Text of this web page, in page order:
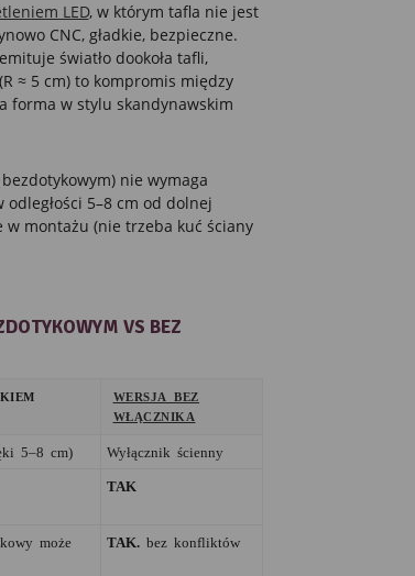
LED, w którym tafla nie jest
CNC, gładkie, bezpieczne.
światło dookoła tafli,
≈ 5 cm) to kompromis między
forma w stylu skandynawskim
nie wymaga
5–8 cm od dolnej
w montażu (nie trzeba kuć ściany
VS BEZ
WERSJA BEZ
WŁĄCZNIKA
5–8 cm) Wyłącznik ścienny
TAK
może
TAK. bez konfliktów